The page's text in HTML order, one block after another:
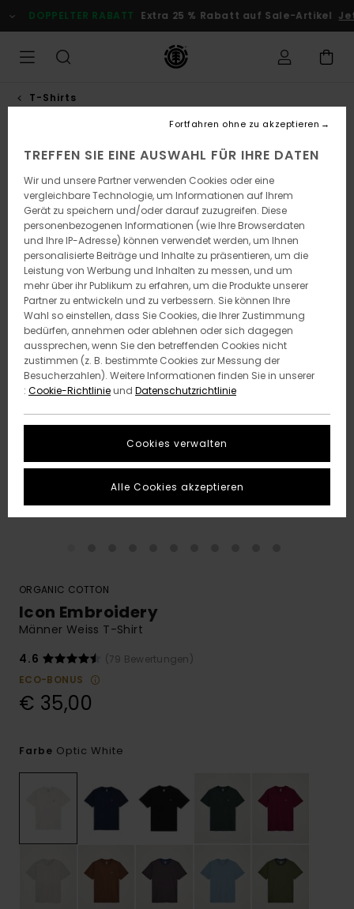
zur
Produktinformation
DOPPELTER RABATT Extra 25 % Rabatt auf Sale-Artikel
T-Shirts
ORGANIC COTTON
Icon Embroidery
Männer Weiss T-Shirt
4.6
(79 Bewertungen)
ECO-BONUS
€ 35,00
Farbe Optic White
TREFFEN SIE EINE AUSWAHL FÜR IHRE DATEN
Wir und unsere Partner verwenden Cookies oder eine
vergleichbare Technologie, um Informationen auf Ihrem
Gerät zu speichern und/oder darauf zuzugreifen. Diese
personenbezogenen Informationen (wie Ihre Browserdaten
und Ihre IP-Adresse) können verwendet werden, um Ihnen
personalisierte Beiträge und Inhalte zu präsentieren, um die
Leistung von Werbung und Inhalten zu messen, und um
mehr über ihr Publikum zu erfahren, um die Produkte unserer
Partner zu entwickeln und zu verbessern. Sie können Ihre
Wahl so einstellen, dass Sie Cookies, die Ihrer Zustimmung
bedürfen, annehmen oder ablehnen oder sich dagegen
aussprechen, wenn Sie den betreffenden Cookies nicht
zustimmen (z. B. bestimmte Cookies zur Messung der
Besucherzahlen). Weitere Informationen finden Sie in unserer
: Cookie-Richtlinieund Datenschutzrichtlinie
Cookies verwalten
Fortfahren ohne zu akzeptieren
Alle Cookies akzeptieren